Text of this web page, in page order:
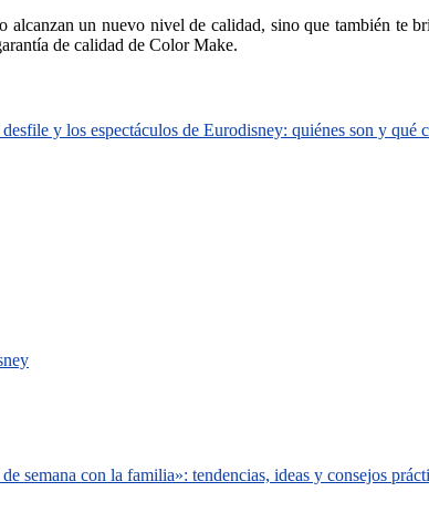
un nuevo nivel de calidad, sino que también te
de calidad de Color Make.
y los espectáculos de Eurodisney: quiénes son y qué
semana con la familia»: tendencias, ideas y consejos